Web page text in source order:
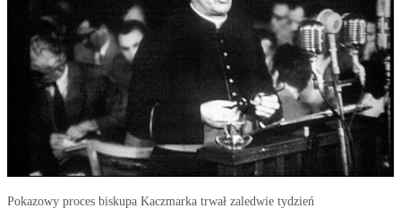
Pokazowy proces biskupa Kaczmarka trwał zaledwie tydzień